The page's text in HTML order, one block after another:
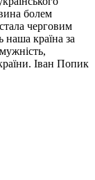
болем
черговим
наша країна за
Іван Попик